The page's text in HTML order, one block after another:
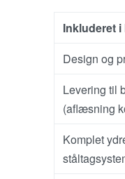
Inkluderet
Design og
Levering til
(aflæsning
Komplet